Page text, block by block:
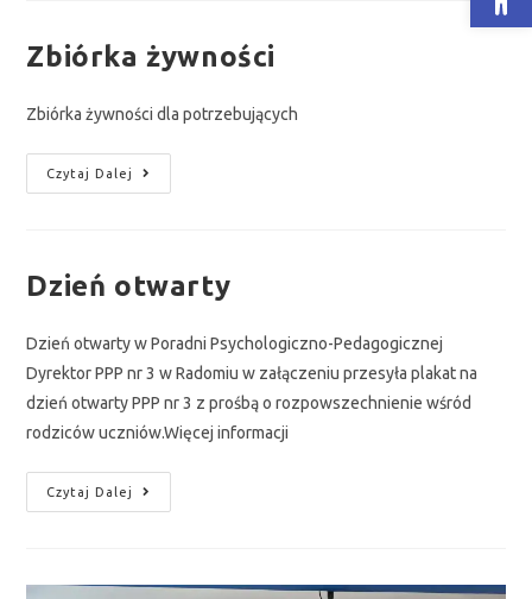
Zbiórka żywności
Zbiórka żywności dla potrzebujących
Czytaj Dalej
Dzień otwarty
Dzień otwarty w Poradni Psychologiczno-Pedagogicznej
Dyrektor PPP nr 3 w Radomiu w załączeniu przesyła plakat na
dzień otwarty PPP nr 3 z prośbą o rozpowszechnienie wśród
rodziców uczniów.Więcej informacji
Czytaj Dalej